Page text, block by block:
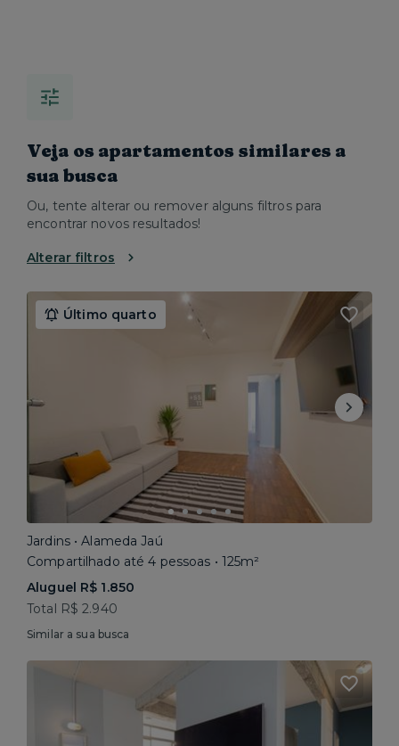
Veja os apartamentos similares a
sua busca
Ou, tente alterar ou remover alguns filtros para
encontrar novos resultados!
Alterar filtros
Último quarto
Jardins • Alameda Jaú
Compartilhado até 4 pessoas • 125m²
Aluguel R$ 1.850
Total R$ 2.940
Similar a sua busca